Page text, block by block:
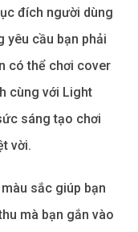
đích người dùng
yêu cầu bạn phải
có thể chơi cover
cùng với Light
sáng tạo chơi
vời.
sắc giúp bạn
mà bạn gắn vào